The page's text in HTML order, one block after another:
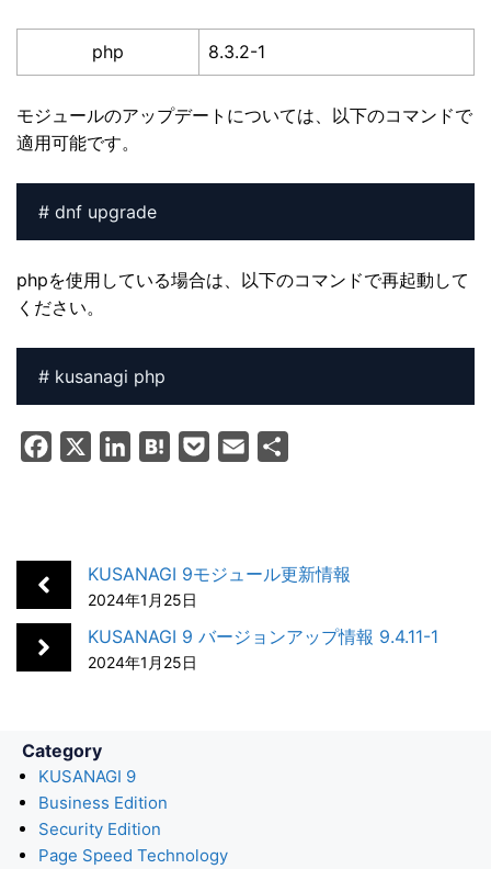
php 8.3.2-1
モジュールのアップデートについては、以下のコマンドで
適用可能です。
# dnf upgrade
phpを使用している場合は、以下のコマンドで再起動して
ください。
# kusanagi php
o
e
d
I
n
n
a
e
l
KUSANAGI 9モジュール更新情報
2024年1月25日
KUSANAGI 9 バージョンアップ情報 9.4.11-1
2024年1月25日
Category
KUSANAGI 9
Business Edition
Security Edition
Page Speed Technology